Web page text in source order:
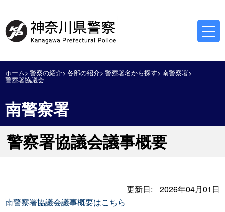
ホーム 警察の紹介 各部の紹介 警察署名から探す 南警察署
警察署協議会
南警察署
警察署協議会議事概要
更新日:
2026年04月01日
南警察署協議会議事概要はこちら